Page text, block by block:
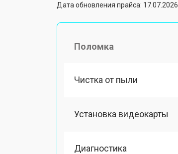
Дата обновления прайса: 17.07.2026
Поломка
Чистка от пыли
Установка видеокарты
Диагностика